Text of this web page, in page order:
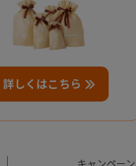
詳しくはこちら
キャンペーン